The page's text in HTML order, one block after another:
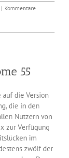
| Kommentare
55
auf die Version
die in den
Nutzern von
zur Verfügung
im
zwölf der